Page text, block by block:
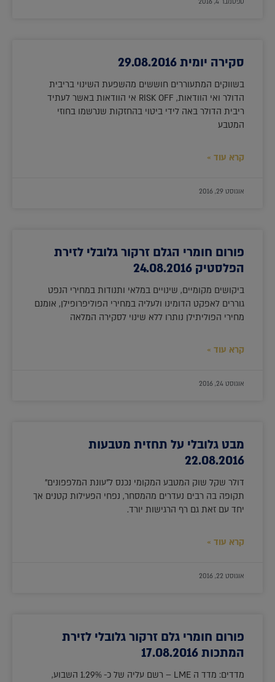
ספטמבר 4, 2016
סקירה יומית 29.08.2016
בשווקים המתעוררים חוששים מהשפעת השינוי בריבית
הדולר ואי הוודאות, RISK OFF אי הוודאות באשר לעתיד
ריבית הדולר באה לידי ביטוי בהחזקות שנרשמו בחוזי
המטבע
קרא עוד »
אוגוסט 29, 2016
פורום חומרי הגלם זרקור גלובלי לזירת
הפלסטיק 24.08.2016
ביקושים מקומיים, שינויים במלאי ותנודות במחירי הנפט
גוררים לאפקט הדומינו ולעליה במחירי הפוליפרופילן, אומנם
מחירי הפוליתילן נותרו ללא שינוי לסקירה המלאה
קרא עוד »
אוגוסט 24, 2016
מבט גלובלי על תחזית מטבעות
22.08.2016
דולר שקל שוק המטבע המקומי נכנס ל"עונת המלפפונים"
תקופה בה רבים נעדרים מהמסחר, נפחי הפעילות קטנים אך
יחד עם זאת גם רף הרגישות יורד.
קרא עוד »
אוגוסט 22, 2016
פורום חומרי גלם זרקור גלובלי לזירת
המתכות 17.08.2016
מדדים: מדד ה LME – רשם עליה של כ- 1.29% השבוע,